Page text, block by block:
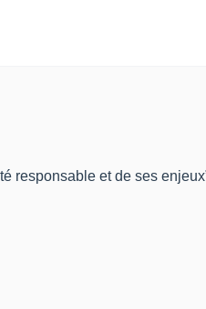
responsable et de ses